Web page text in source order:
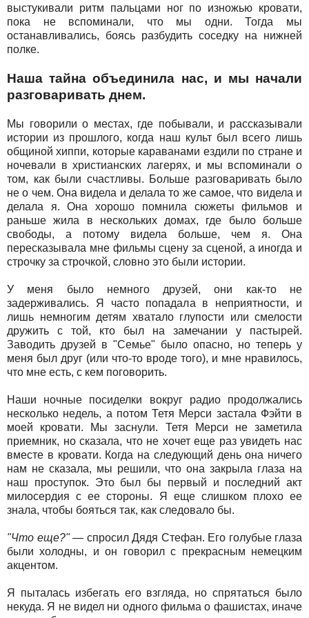
выстукивали ритм пальцами ног по изножью кровати,
пока не вспоминали, что мы одни. Тогда мы
останавливались, боясь разбудить соседку на нижней
полке.
Наша тайна объединила нас, и мы начали
разговаривать днем.
Мы говорили о местах, где побывали, и рассказывали
истории из прошлого, когда наш культ был всего лишь
общиной хиппи, которые караванами ездили по стране и
ночевали в христианских лагерях, и мы вспоминали о
том, как были счастливы. Больше разговаривать было
не о чем. Она видела и делала то же самое, что видела и
делала я. Она хорошо помнила сюжеты фильмов и
раньше жила в нескольких домах, где было больше
свободы, а потому видела больше, чем я. Она
пересказывала мне фильмы сцену за сценой, а иногда и
строчку за строчкой, словно это были истории.
У меня было немного друзей, они как-то не
задерживались. Я часто попадала в неприятности, и
лишь немногим детям хватало глупости или смелости
дружить с той, кто был на замечании у пастырей.
Заводить друзей в "Семье" было опасно, но теперь у
меня был друг (или что-то вроде того), и мне нравилось,
что мне есть, с кем поговорить.
Наши ночные посиделки вокруг радио продолжались
несколько недель, а потом Тетя Мерси застала Фэйти в
моей кровати. Мы заснули. Тетя Мерси не заметила
приемник, но сказала, что не хочет еще раз увидеть нас
вместе в кровати. Когда на следующий день она ничего
нам не сказала, мы решили, что она закрыла глаза на
наш проступок. Это был бы первый и последний акт
милосердия с ее стороны. Я еще слишком плохо ее
знала, чтобы бояться так, как следовало бы.
"Что еще?"— спросил Дядя Стефан. Его голубые глаза
были холодны, и он говорил с прекрасным немецким
акцентом.
Я пыталась избегать его взгляда, но спрятаться было
некуда. Я не видел ни одного фильма о фашистах, иначе